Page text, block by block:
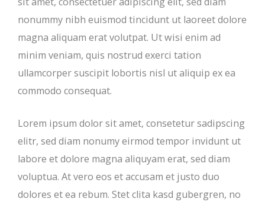
nonummy nibh euismod tincidunt ut laoreet dolore
magna aliquam erat volutpat. Ut wisi enim ad
minim veniam, quis nostrud exerci tation
ullamcorper suscipit lobortis nisl ut aliquip ex ea
commodo consequat.
Lorem ipsum dolor sit amet, consetetur sadipscing
elitr, sed diam nonumy eirmod tempor invidunt ut
labore et dolore magna aliquyam erat, sed diam
voluptua. At vero eos et accusam et justo duo
dolores et ea rebum. Stet clita kasd gubergren, no